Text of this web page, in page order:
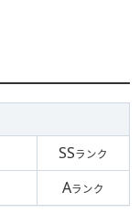
SSランク
Aランク